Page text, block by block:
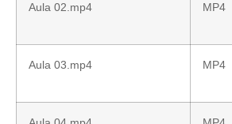
Aula 02.mp4 MP4
Aula 03.mp4 MP4